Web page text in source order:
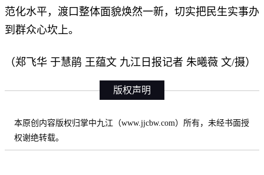
范化水平，渡口整体面貌焕然一新，切实把民生实事办
到群众心坎上。
（郑飞华 于慧鹃 王蕴文 九江日报记者 朱曦薇 文/摄）
版权声明
本原创内容版权归掌中九江（www.jjcbw.com）所有，未经书面授
权谢绝转载。